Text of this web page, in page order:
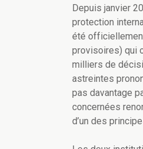
Depuis janvier
protection
été
provisoires) qui
milliers de
astreintes
pas davantage
concernées
d’un des